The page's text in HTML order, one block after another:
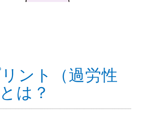
ント（過労性
は？